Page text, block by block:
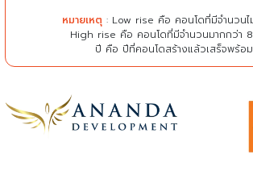
หมายเหตุ : Low rise คือ คอนโดที่มีจำนวน
High rise คือ คอนโดที่มีจำนวนมากกว่า
ปี คือ ปีที่คอนโดสร้างแล้วเสร็จพร้อ